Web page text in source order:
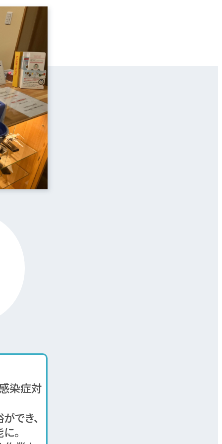
染症対
でき、
。